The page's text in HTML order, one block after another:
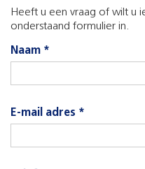
Heeft u een vraag of wilt u
onderstaand formulier in.
Naam *
E-mail adres *